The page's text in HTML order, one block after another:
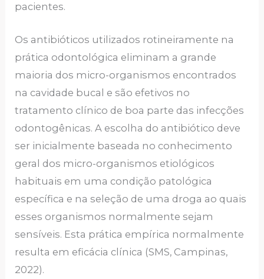
pacientes.
Os antibióticos utilizados rotineiramente na
prática odontológica eliminam a grande
maioria dos micro-organismos encontrados
na cavidade bucal e são efetivos no
tratamento clínico de boa parte das infecções
odontogênicas. A escolha do antibiótico deve
ser inicialmente baseada no conhecimento
geral dos micro-organismos etiológicos
habituais em uma condição patológica
específica e na seleção de uma droga ao quais
esses organismos normalmente sejam
sensíveis. Esta prática empírica normalmente
resulta em eficácia clínica (SMS, Campinas,
2022).